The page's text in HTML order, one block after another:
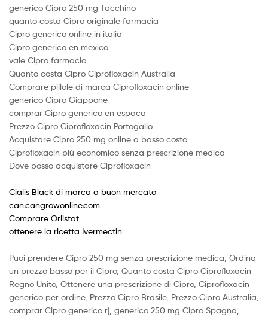
generico Cipro 250 mg Tacchino
quanto costa Cipro originale farmacia
Cipro generico online in italia
Cipro generico en mexico
vale Cipro farmacia
Quanto costa Cipro Ciprofloxacin Australia
Comprare pillole di marca Ciprofloxacin online
generico Cipro Giappone
comprar Cipro generico en espaсa
Prezzo Cipro Ciprofloxacin Portogallo
Acquistare Cipro 250 mg online a basso costo
Ciprofloxacin più economico senza prescrizione medica
Dove posso acquistare Ciprofloxacin
Cialis Black di marca a buon mercato
can.cangrowonline.com
Comprare Orlistat
ottenere la ricetta Ivermectin
Puoi prendere Cipro 250 mg senza prescrizione medica, Ordina
un prezzo basso per il Cipro, Quanto costa Cipro Ciprofloxacin
Regno Unito, Ottenere una prescrizione di Cipro, Ciprofloxacin
generico per ordine, Prezzo Cipro Brasile, Prezzo Cipro Australia,
comprar Cipro generico rj, generico 250 mg Cipro Spagna,